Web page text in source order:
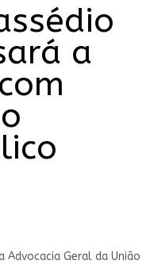
a
Advocacia Geral da União